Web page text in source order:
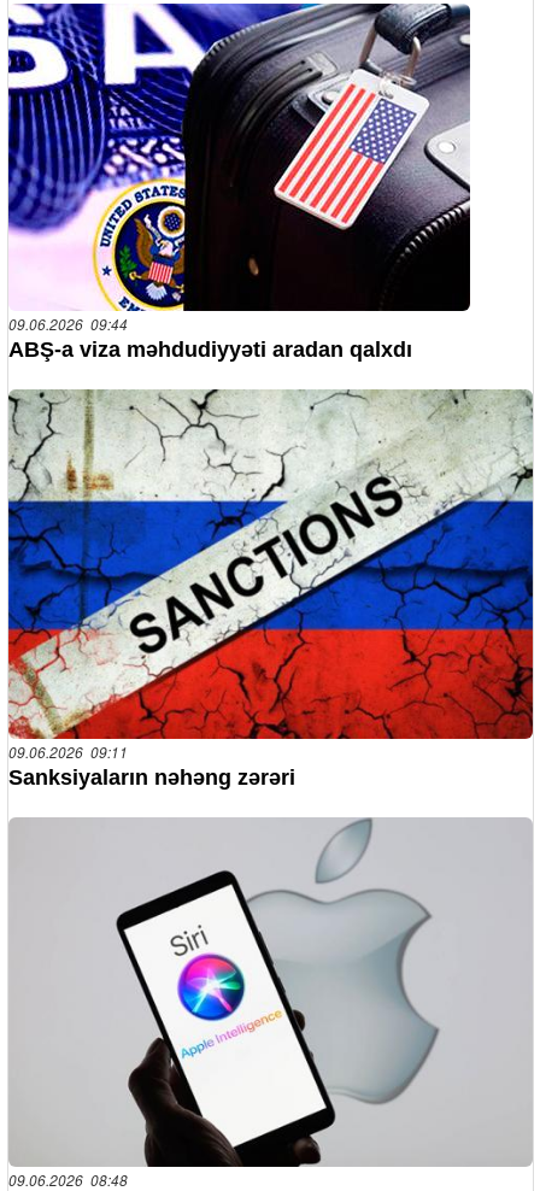
09.06.2026 09:44
ABŞ-a viza məhdudiyyəti aradan qalxdı
09.06.2026 09:11
Sanksiyaların nəhəng zərəri
09.06.2026 08:48